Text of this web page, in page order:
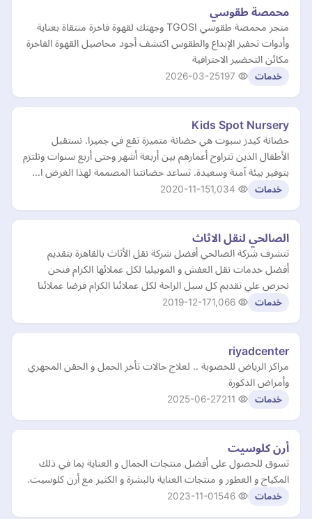
محمصة طقوسي
متجر محمصة طقوسي TGOSI وجهتك لقهوة فاخرة منتقاة بعناية
وأدوات تحفيز الإبداع والطقوس اكتشف أجود محاصيل القهوة الفاخرة
مكائن التحضير الاحترافية
خدمات 2026-03-25
Kids Spot Nursery
حضانة كيدز سبوت هي حضانة متميزة تقع في جميرا. نستقبل
الأطفال الذين تتراوح أعمارهم بين أربعة أشهر وحتى أربع سنوات ونلتزم
بتوفير بيئة آمنة وسعيدة. تساعد حضانتنا المصممة لهذا الغرض ا…
خدمات 2020-11-15
الصالحي لنقل الاثاث
تتشرف شركة الصالحي أفضل شركة نقل الأثاث بالقاهرة بتقديم
أفضل خدمات نقل العفش و الموبيليا لكل عملائها الكرام فنحن
نحرص علي تقديم كل سبل الراحة لكل عملائنا الكرام فرضا عملائنا
خدمات 2019-12-17
riyadcenter
مراكز الرياض للخصوبة .. لعلاج حالات تأخر الحمل و الحقن المجهري
وأمراض الذكورة
خدمات 2025-06-27
أرن كلوسيت
تسوق للحصول على أفضل منتجات الجمال و العناية بما في ذلك
المكياج و العطور و منتجات العناية بالبشرة و الكثير مع أرن كلوسيت.
خدمات 2023-11-01